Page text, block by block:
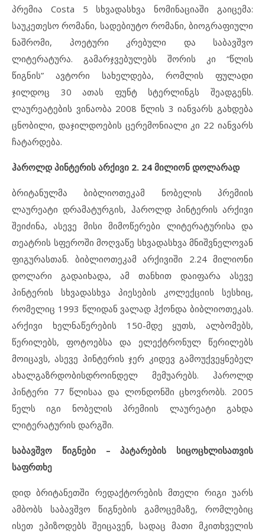
პრემია Costa 5 სხვადასხვა ნომინაციაში გაიცემა:
საუკეთესო რომანი, სადებიუტო რომანი, ბიოგრაფიული
ნაშრომი, პოეტური კრებული და საბავშვო
ლიტერატურა. გამარჯვებულებს შორის კი “წლის
წიგნის” ავტორი სახელდება, რომლის ფულადი
ჯილდოც 30 ათას ფუნტ სტერლინგს შეადგენს.
ლაურეატების ვინაობა 2008 წლის 3 იანვარს გახდება
ცნობილი, დაჯილდოების ცერემონიალი კი 22 იანვარს
ჩატარდება.
ჰაროლდ პინტერის არქივი 2. 24 მილიონ დოლარად
ბრიტანულმა ბიბლიოთეკამ ნობელის პრემიის
ლაურეატი დრამატურგის, ჰაროლდ პინტერის არქივი
შეიძინა, ასევე მისი მიმოწერები ლიტერატურისა და
თეატრის სფეროში მოღვაწე სხვადასხვა მნიშვნელოვან
ფიგურასთან. ბიბლიოთეკამ არქივიში 2.24 მილიონი
დოლარი გადაიხადა, ამ თანხით დაიფარა ასევე
პინტერის სხვადასხვა პიესების კოლექციის სესხიც,
რომელიც 1993 წლიდან ვალად ჰქონდა ბიბლიოთეკას.
არქივი ხელნაწერების 150-მდე ყუთს, ალბომებს,
წერილებს, ფოტოებსა და ელექტრონულ წერილებს
მოიცავს, ასევე პინტერის ჯერ კიდევ გამოუქვეყნებელ
ახალგაზრდობისდროინდელ მემუარებს. ჰაროლდ
პინტერი 77 წლისაა და ლონდონში ცხოვრობს. 2005
წელს იგი ნობელის პრემიის ლაურეატი გახდა
ლიტერატურის დარგში.
საბავშვო წიგნები – პატარების სიცოცხლისათვის
საფრთხე
დიდ ბრიტანეთში რედაქტორების მთელი რიგი უარს
ამბობს საბავშვო წიგნების გამოცემაზე, რომლებიც
ისეთ ეპიზოდებს შეიცავენ, სადაც მათი მკითხველის